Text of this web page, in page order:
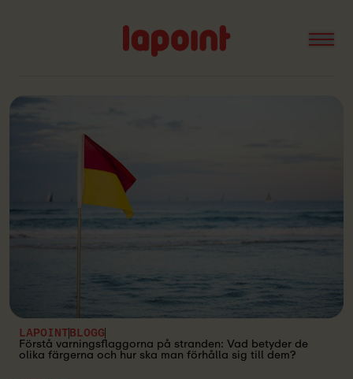
Lapoint
LAPOINT BLOGG
Förstå varningsflaggorna på stranden: Vad betyder de
olika färgerna och hur ska man förhålla sig till dem?